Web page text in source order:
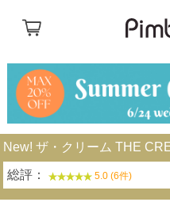
New! ザ・クリーム THE
総評： 5.0 (6件)